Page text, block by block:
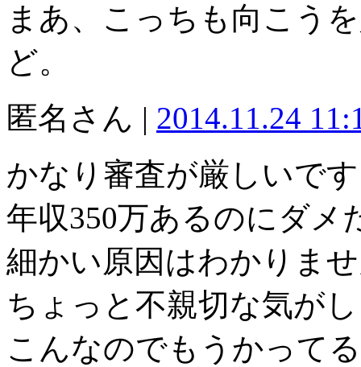
まあ、こっちも向こう
ど。
匿名さん | 2014.11.24
かなり審査が厳しいで
年収350万あるのにダメ
細かい原因はわかりま
ちょっと不親切な気が
こんなのでもうかって